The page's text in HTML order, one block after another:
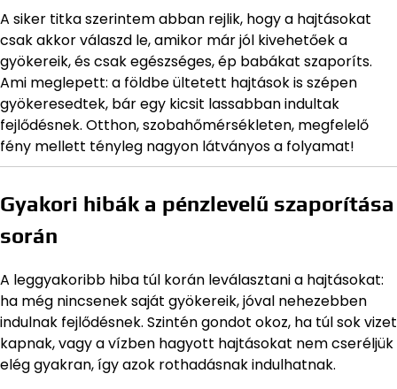
A siker titka szerintem abban rejlik, hogy a hajtásokat
csak akkor válaszd le, amikor már jól kivehetőek a
gyökereik, és csak egészséges, ép babákat szaporíts.
Ami meglepett: a földbe ültetett hajtások is szépen
gyökeresedtek, bár egy kicsit lassabban indultak
fejlődésnek. Otthon, szobahőmérsékleten, megfelelő
fény mellett tényleg nagyon látványos a folyamat!
Gyakori hibák a pénzlevelű szaporítása
során
A leggyakoribb hiba túl korán leválasztani a hajtásokat:
ha még nincsenek saját gyökereik, jóval nehezebben
indulnak fejlődésnek. Szintén gondot okoz, ha túl sok vizet
kapnak, vagy a vízben hagyott hajtásokat nem cseréljük
elég gyakran, így azok rothadásnak indulhatnak.